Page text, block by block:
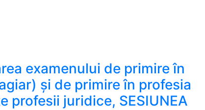
examenului de primire în
și de primire în profesia
profesii juridice, SESIUNEA